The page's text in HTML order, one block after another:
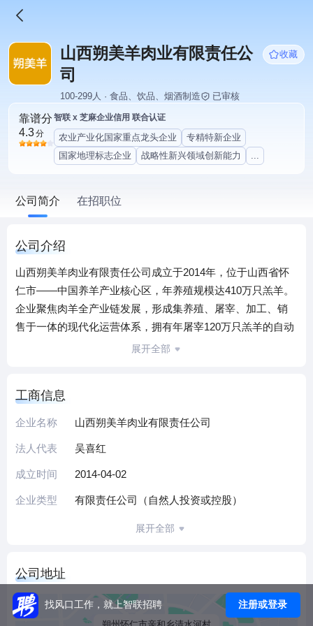
山西朔美羊肉业有限责任公
司
收藏
100-299人 · 食品、饮品、烟酒制造 已审核
靠谱分
4.3分
智联 x 芝麻企业信用 联合认证
农业产业化国家重点龙头企业
专精特新企业
国家地理标志企业
战略性新兴领域创新能力 ...
公司简介 在招职位
公司介绍
山西朔美羊肉业有限责任公司成立于2014年，位于山西省怀
仁市——中国养羊产业核心区，年养殖规模达410万只羔羊。
企业聚焦肉羊全产业链发展，形成集养殖、屠宰、加工、销
售于一体的现代化运营体系，拥有年屠宰120万只羔羊的自动
化生产线及5000吨级冷藏储存库，产品覆盖冷鲜肉、冻品及
建了“饲草种植-种羊繁育-屠宰加工-副产品综合利用”的完整产
业链，通过HACCP质量管理体系认证，率先实施污水处理设
优势，企业联动万亩饲草基地与养殖园区，实现年自有出栏
20万只羔羊的规模化生产。近年持续推进冷鲜调理生产线升
北至华南的市场服务体系。
公司先后荣获山西省制造业100强、全国消费者放心满意品牌
伸，致力于打造中国羊肉行业标杆品牌，为员工提供参与现
代农业产业化建设的成长平台。
（本介绍由DeepSeek AI智能生成，仅供参考）
展开全部
工商信息
企业名称 山西朔美羊肉业有限责任公司
法人代表 吴喜红
成立时间 2014-04-02
企业类型 有限责任公司（自然人投资或控股）
展开全部
公司地址
朔州怀仁市亲和乡清水河村
找风口工作，就上智联招聘 注册或登录